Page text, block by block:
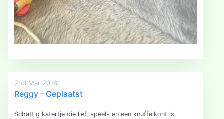
2nd Mar 2018
Reggy - Geplaatst
Schattig katertje die lief, speels en een knuffelkont is.